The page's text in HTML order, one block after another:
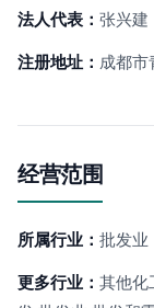
法人代表： 张兴建
注册地址： 成都市
经营范围
所属行业： 批发业
更多行业： 其他化